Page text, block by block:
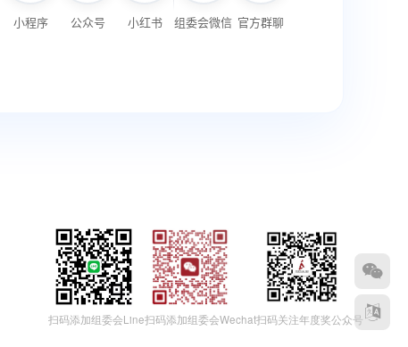
扫码添加组委会Line扫码添加组委会Wechat扫码关注年度奖公众号